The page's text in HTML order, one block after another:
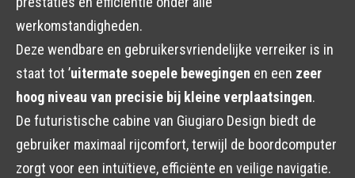
werkomstandigheden.
Deze wendbare en gebruikersvriendelijke verreiker is in
staat tot ’uitermate soepele bewegingen en een zeer
hoog niveau van precisie bij kleine verplaatsingen.
De futuristische cabine van Giugiaro Design biedt de
gebruiker maximaal rijcomfort, terwijl de boordcomputer
zorgt voor een intuïtieve, efficiënte en veilige navigatie.